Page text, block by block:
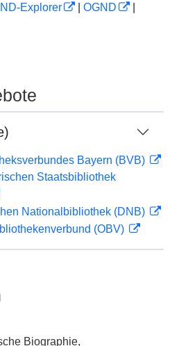
Explorer OGND
Bayern (BVB)
Staatsbibliothek
Nationalbibliothek (DNB)
(OBV)
Biographie,